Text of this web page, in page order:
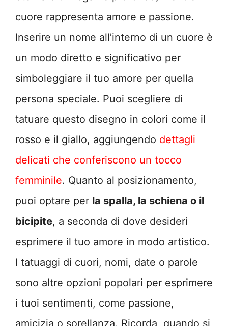
cuore rappresenta amore e passione.
Inserire un nome all’interno di un cuore è
un modo diretto e significativo per
simboleggiare il tuo amore per quella
persona speciale. Puoi scegliere di
tatuare questo disegno in colori come il
rosso e il giallo, aggiungendo dettagli
delicati che conferiscono un tocco
femminile. Quanto al posizionamento,
puoi optare per la spalla, la schiena o il
bicipite, a seconda di dove desideri
esprimere il tuo amore in modo artistico.
I tatuaggi di cuori, nomi, date o parole
sono altre opzioni popolari per esprimere
i tuoi sentimenti, come passione,